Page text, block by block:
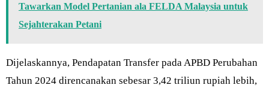
Tawarkan Model Pertanian ala FELDA Malaysia untuk
Sejahterakan Petani
Dijelaskannya, Pendapatan Transfer pada APBD Perubahan
Tahun 2024 direncanakan sebesar 3,42 triliun rupiah lebih,